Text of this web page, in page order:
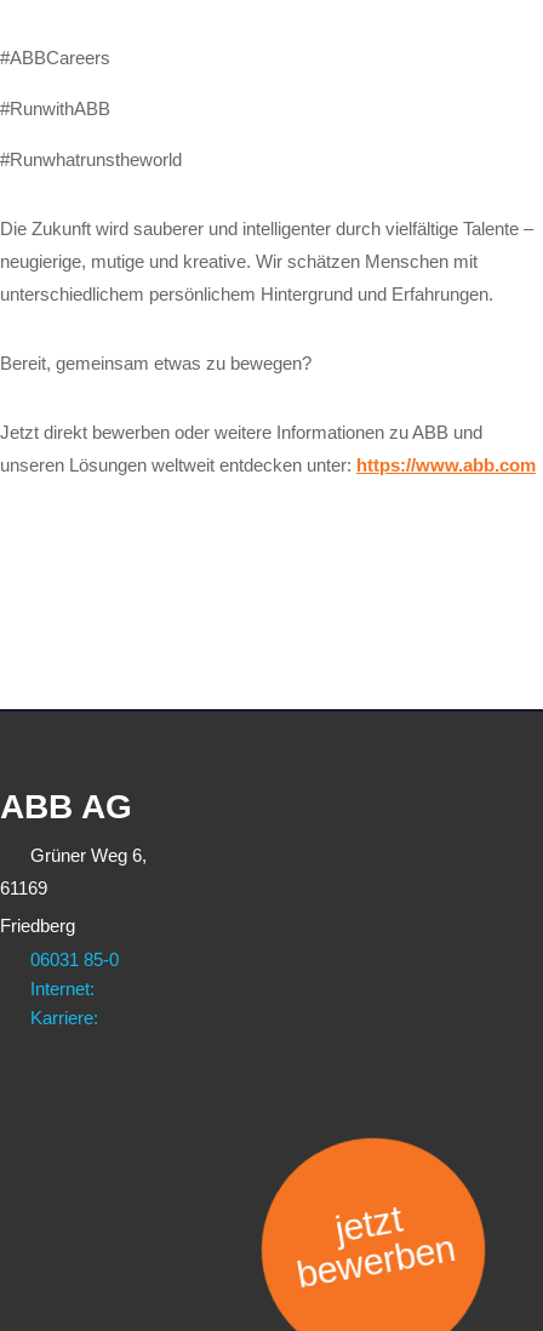
#ABBCareers
#RunwithABB
#Runwhatrunstheworld
Die Zukunft wird sauberer und intelligenter durch vielfältige Talente –
neugierige, mutige und kreative. Wir schätzen Menschen mit
unterschiedlichem persönlichem Hintergrund und Erfahrungen.
Bereit, gemeinsam etwas zu bewegen?
Jetzt direkt bewerben oder weitere Informationen zu ABB und
unseren Lösungen weltweit entdecken unter: https://www.abb.com
ABB AG
Grüner Weg 6,
61169
Friedberg
06031 85-0
Internet:
Karriere:
jetzt
bewerben